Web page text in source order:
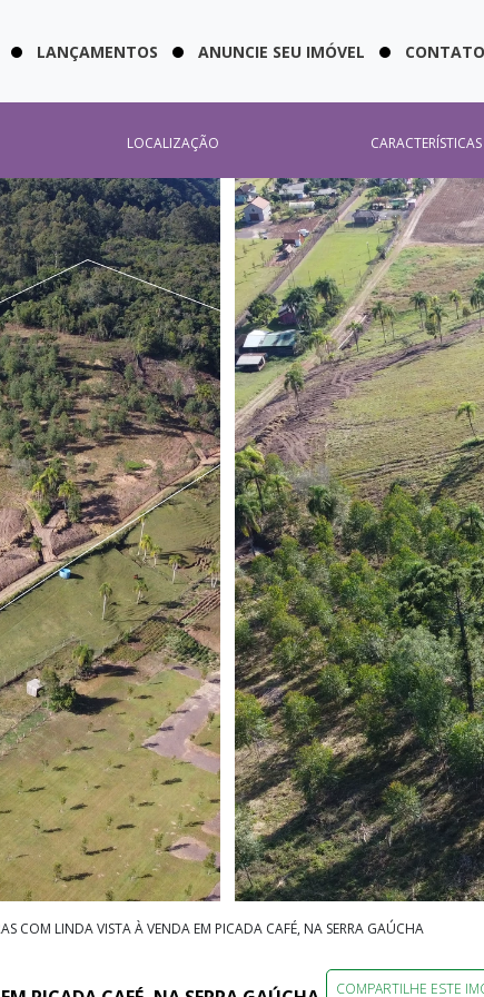
LANÇAMENTOS ANUNCIE SEU IMÓVEL
LOCALIZAÇÃO
COM LINDA VISTA À VENDA EM PICADA CAFÉ, NA SERRA GAÚCHA
COMPARTILHE ESTE